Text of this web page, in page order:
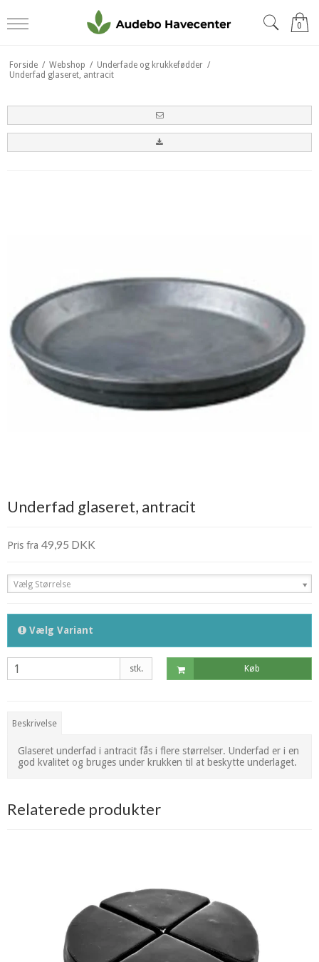
0
Forside / Webshop / Underfade og krukkefødder /
Underfad glaseret, antracit
Underfad glaseret, antracit
Pris fra 49,95 DKK
Vælg Størrelse
Vælg Variant
stk. Køb
Beskrivelse
Glaseret underfad i antracit fås i flere størrelser. Underfad er i en
god kvalitet og bruges under krukken til at beskytte underlaget.
Relaterede produkter